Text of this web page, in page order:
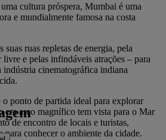
cultura próspera, Mumbai é uma
e mundialmente famosa na costa
ruas repletas de energia, pela
livre e pelas infindáveis atrações – para
cinematográfica indiana
ponto de partida ideal para explorar
em arco magnífico tem vista para o Mar
de encontro de locais e turistas,
conhecer o ambiente da cidade.